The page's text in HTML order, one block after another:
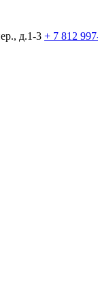
д.1-3 + 7 812